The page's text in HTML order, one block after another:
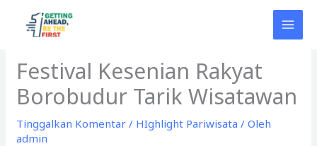
Festival Kesenian Rakyat
Borobudur Tarik Wisatawan
Tinggalkan Komentar / HIghlight Pariwisata / Oleh
admin